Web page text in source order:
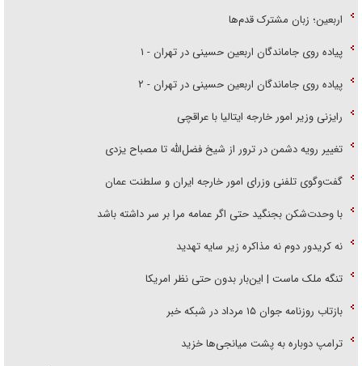
اربعین؛ زبان مشترک قدم‌ها
پیاده روی جاماندگان اربعین حسینی در تهران - ۱
پیاده روی جاماندگان اربعین حسینی در تهران - ۲
رایزنی وزیر امور خارجه ایتالیا با عراقچی
تغییر رویه دشمن در ترور از شیخ فضل‌الله تا مصباح یزدی
گفت‌وگوی تلفنی وزرای امور خارجه ایران و سلطنت عمان
با وحدت‌شکن بجنگید حتی اگر عمامه مرا بر سر داشته باشد
نه کریدور دوم نه مذاکره زیر سایه تهدید
تنگه ملک ماست | این‌بار بدون حتی نظر امریکا
بازتاب روزنامه جوان ۱۵ مرداد در شبکه خبر
ترامپ دوباره به پشت میانجی‌ها خزید